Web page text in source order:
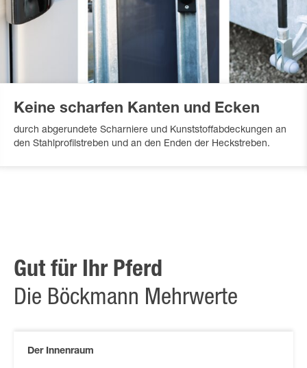
Keine scharfen Kanten und Ecken
durch abgerundete Scharniere und Kunststoffabdeckungen an
den Stahlprofilstreben und an den Enden der Heckstreben.
Gut für Ihr Pferd
Die Böckmann Mehrwerte
Der Innenraum